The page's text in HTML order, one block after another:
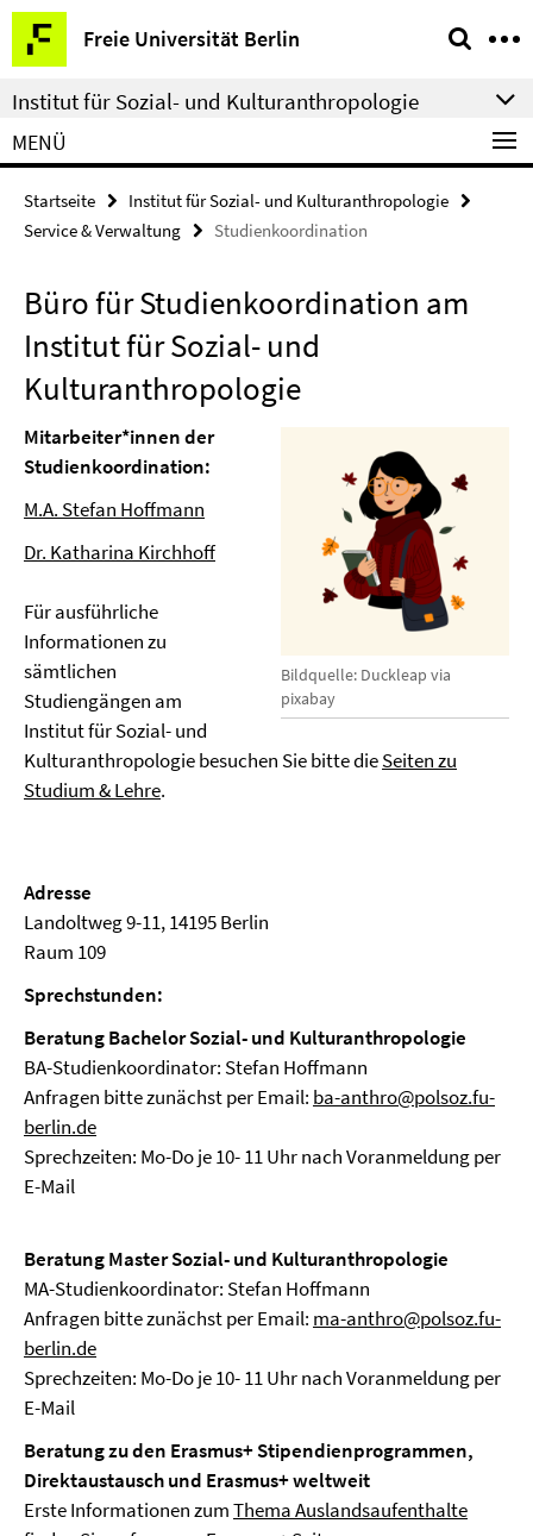
Springe
direkt
zu
Inhalt
Freie Universität Berlin
Service-
Navigation
Institut für Sozial- und Kulturanthropologie
MENÜ
Startseite
Institut für Sozial- und Kulturanthropologie
Service & Verwaltung
Studienkoordination
Büro für Studienkoordination am
Institut für Sozial- und
Kulturanthropologie
Bildquelle: Duckleap via
pixabay
Mitarbeiter*innen der
Studienkoordination:
M.A. Stefan Hoffmann
Dr. Katharina Kirchhoff
Für ausführliche
Informationen zu
sämtlichen
Studiengängen am
Institut für Sozial- und
Kulturanthropologie besuchen Sie bitte dieSeiten zu
Studium & Lehre.
Adresse
Landoltweg 9-11, 14195 Berlin
Raum 109
Sprechstunden:
Beratung Bachelor Sozial- und Kulturanthropologie
BA-Studienkoordinator: Stefan Hoffmann
Anfragen bitte zunächst per Email: ba-anthro@polsoz.fu-
berlin.de
Sprechzeiten: Mo-Do je 10- 11 Uhr nach Voranmeldung per
E-Mail
Beratung Master Sozial- und Kulturanthropologie
MA-Studienkoordinator: Stefan Hoffmann
Anfragen bitte zunächst per Email: ma-anthro@polsoz.fu-
berlin.de
Sprechzeiten: Mo-Do je 10- 11 Uhr nach Voranmeldung per
E-Mail
Beratung zu den Erasmus+ Stipendienprogrammen,
Direktaustausch und Erasmus+ weltweit
Erste Informationen zumThema Auslandsaufenthalte